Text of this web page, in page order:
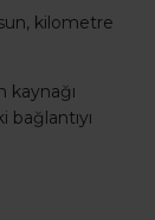
kilometre
kaynağı